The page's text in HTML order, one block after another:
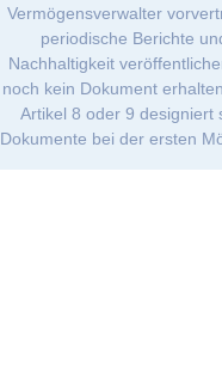
Vermögensverwalter
periodische Berichte
Nachhaltigkeit
noch kein Dokument
Artikel 8 oder 9 designiert
Dokumente bei der ersten